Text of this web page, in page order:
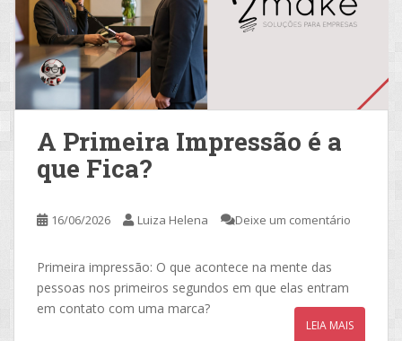
A Primeira Impressão é a
que Fica?
16/06/2026 Luiza Helena Deixe um comentário
Primeira impressão: O que acontece na mente das
pessoas nos primeiros segundos em que elas entram
em contato com uma marca?
LEIA MAIS